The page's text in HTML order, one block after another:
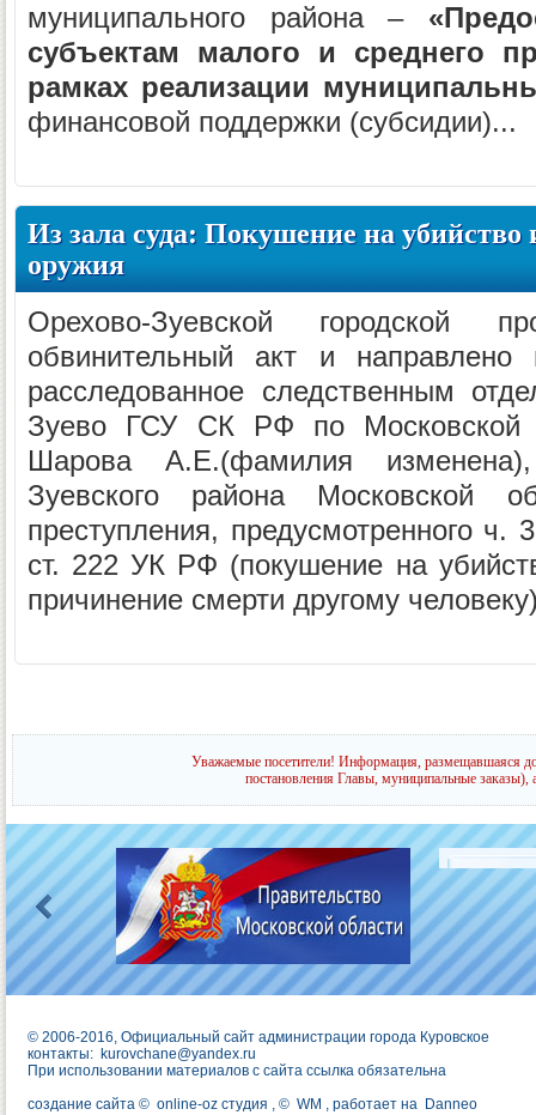
муниципального района –
субъектам малого и среднего
рамках реализации
финансовой поддержки (субсидии)...
Из зала суда: Покушение на убийство
оружия
Орехово-Зуевской городской
обвинительный акт и
расследованное следственным
Зуево ГСУ СК РФ по Московской
Шарова А.Е.(фамилия
Зуевского района Московской
преступления, предусмотренного ч.
ст. 222 УК РФ (покушение на
причинение смерти другому
Уважаемые посетители! Информация, размещавшаяся
постановления Главы, муниципальные заказы),
© 2006-2016, Официальный сайт администрации города Куровское
контакты: kurovchane@yandex.ru
При использовании материалов с сайта ссылка обязательна
создание сайта © online-oz студия , © WM , работает на Danneo